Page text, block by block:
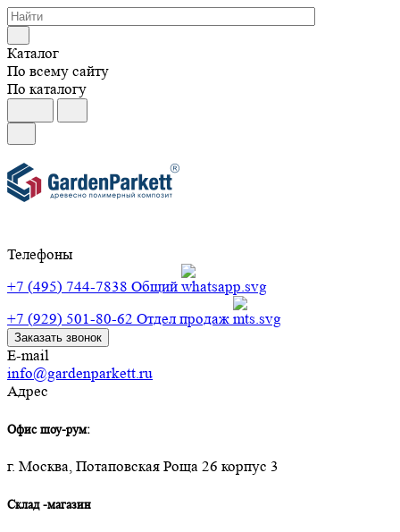
Каталог
По всему сайту
По каталогу
Телефоны
+7 (495) 744-7838 Общий
+7 (929) 501-80-62 Отдел продаж
Заказать звонок
E-mail
info@gardenparkett.ru
Адрес
Офис шоу-рум:
г. Москва, Потаповская Роща 26 корпус 3
Склад -магазин